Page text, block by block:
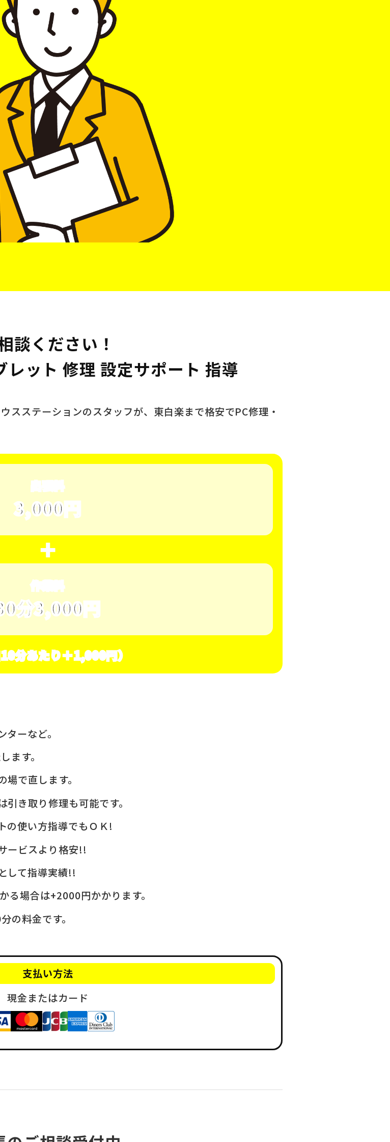
談ください！
レット 修理 設定サポート 指導
スステーションのスタッフが、 東白楽まで格安でPC修理・
出張料
3,000円
＋
作業料
分3,000円
10分あたり＋1,000円）
ーなど。
ます。
で直します。
き取り修理も可能です。
の使い方指導でもＯＫ!
ービスより格安!!
して指導実績!!
場合は+2000円かかります。
の料金です。
支払い方法
現金またはカード